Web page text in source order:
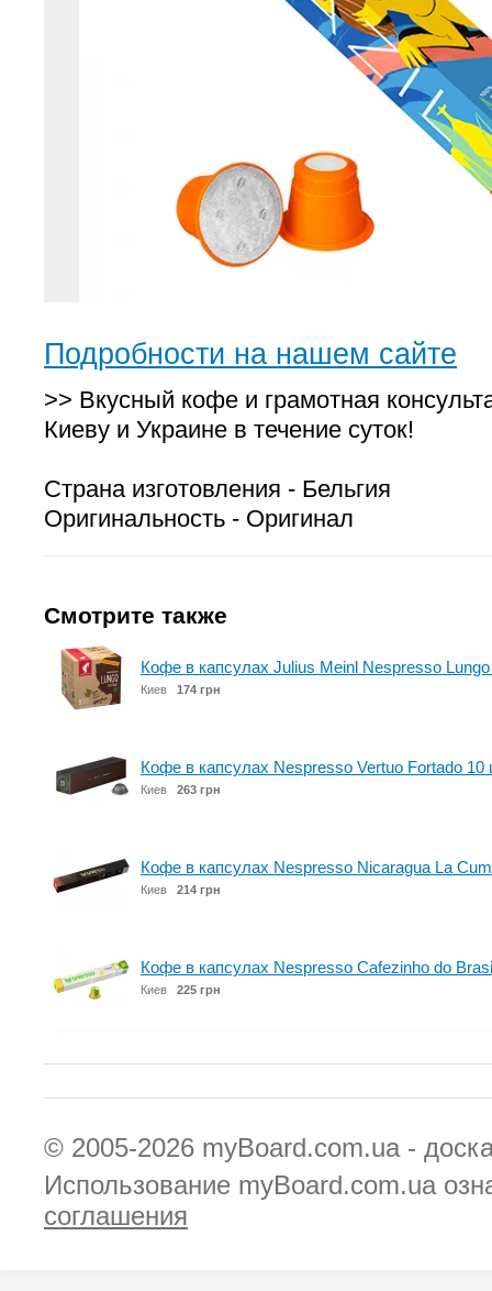
Подробности на нашем сайте
>> Вкусный кофе и грамотная
Киеву и Украине в течение суток!
Страна изготовления - Бельгия
Оригинальность - Оригинал
Смотрите также
Кофе в капсулах Julius Meinl Nespresso
Киев 174 грн
Кофе в капсулах Nespresso Vertuo Fortado 10
Киев 263 грн
Кофе в капсулах Nespresso Nicaragua La
Киев 214 грн
Кофе в капсулах Nespresso Cafezinho do
Киев 225 грн
© 2005-2026 myBoard.com.ua -
Использование myBoard.com.ua
соглашения